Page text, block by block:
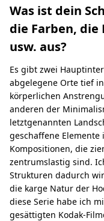
Was ist dein
die Farben,
usw. aus?
Es gibt zwei
abgelegene Orte tief
körperlichen
anderen der
letztgenannten
geschaffene
Kompositionen, die
zentrumslastig sind.
Strukturen dadurch
die karge Natur der
diese Serie habe ich
gesättigten Kodak-